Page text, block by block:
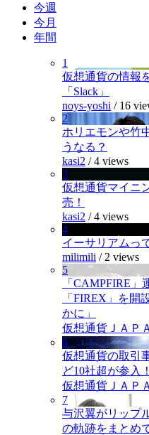
今週
今月
年間
1
仮想通貨の情報
「Slack」
noys-yoshi / 16
2
ホリエモンや竹
うなる？
kasi2 /4 views
3
仮想通貨マイニ
売！
kasi2 /4 views
4
イーサリアムっ
milimili / 2 views
5
「CAMPFIRE
「FIREX」を開
かに」
仮想通貨ＪＡＰ
6
仮想通貨の取引
ど10社超が参入！
仮想通貨ＪＡＰ
7
与沢翼がリップ
の軌跡をまとめ